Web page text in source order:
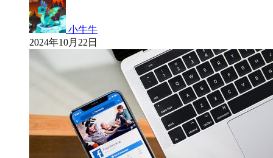
小牛牛
2024年10月22日